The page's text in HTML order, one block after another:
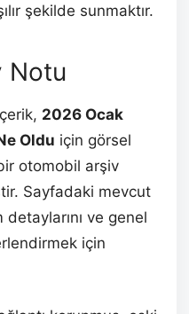
şekilde sunmaktır.
Notu
2026 Ocak
Oldu için görsel
otomobil arşiv
Sayfadaki mevcut
ve genel
için